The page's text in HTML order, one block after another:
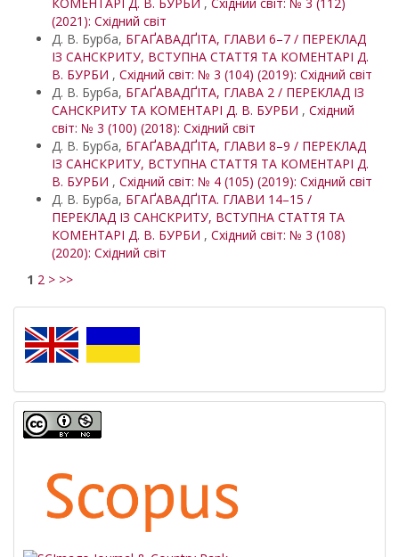
(2021): Східний світ
Д. В. Бурба, БГАҐАВАДҐІТА, ГЛАВИ 6–7 / ПЕРЕКЛАД
ІЗ САНСКРИТУ, ВСТУПНА СТАТТЯ ТА КОМЕНТАРІ Д.
В. БУРБИ , Східний світ: № 3 (104) (2019): Східний світ
Д. В. Бурба, БГАҐАВАДҐІТА, ГЛАВА 2 / ПЕРЕКЛАД ІЗ
САНСКРИТУ ТА КОМЕНТАРІ Д. В. БУРБИ , Східний
світ: № 3 (100) (2018): Східний світ
Д. В. Бурба, БГАҐАВАДҐІТА, ГЛАВИ 8–9 / ПЕРЕКЛАД
ІЗ САНСКРИТУ, ВСТУПНА СТАТТЯ ТА КОМЕНТАРІ Д.
В. БУРБИ , Східний світ: № 4 (105) (2019): Східний світ
Д. В. Бурба, БГАҐАВАДҐІТА. ГЛАВИ 14–15 /
ПЕРЕКЛАД ІЗ САНСКРИТУ, ВСТУПНА СТАТТЯ ТА
КОМЕНТАРІ Д. В. БУРБИ , Східний світ: № 3 (108)
(2020): Східний світ
1 2 > >>